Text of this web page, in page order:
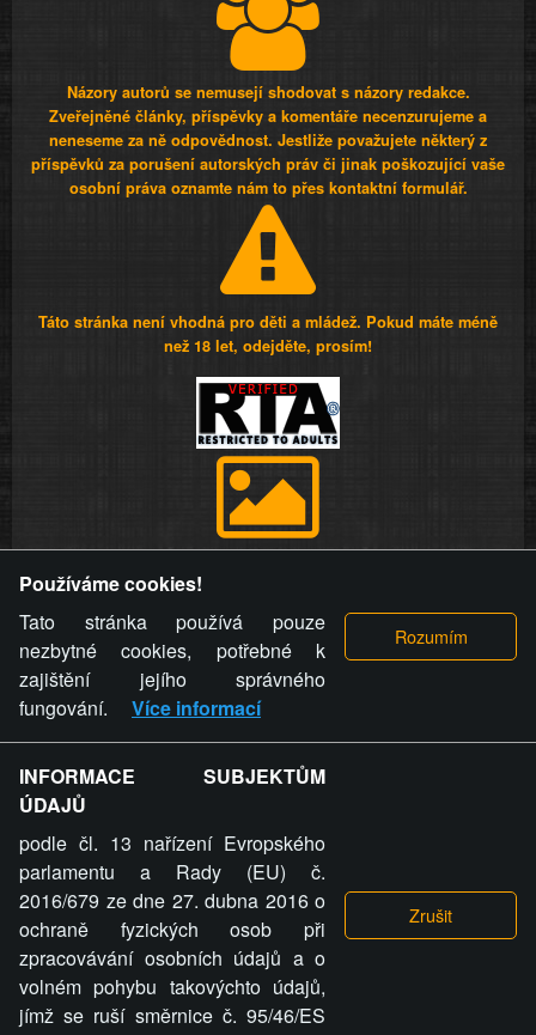
Názory autorů se nemusejí shodovat s názory redakce.
Zveřejněné články, příspěvky a komentáře necenzurujeme a
neneseme za ně odpovědnost. Jestliže považujete některý z
příspěvků za porušení autorských práv či jinak poškozující vaše
osobní práva oznamte nám to přes kontaktní formulář.
Táto stránka není vhodná pro děti a mládež. Pokud máte méně
než 18 let, odejděte, prosím!
videa a komentáře. Osoba, které se toto opatření provozovatele
stránky týče, ani osoba, která umístila fotografii nebo video na
stránku, nemůže z důvodu odstranění fotografie, videa nebo
komentáře pro výše uvedenou okolnost uplatnit vůči
provozovateli stránky žádný nárok na náhradu škody nebo
nemajetkové újmy.
ZVRÁCENÝ.CZ - Svět není zvrácenej. To jen
ty lidi...
ZVRÁCENÝ.CZ
PRAVIDLA A PODMÍNKY GDPR
Používáme cookies!
Tato stránka používá pouze
nezbytné cookies, potřebné k
zajištění jejího správného
fungování.
Více informací
INFORMACE SUBJEKTŮM
ÚDAJŮ
podle čl. 13 nařízení Evropského
parlamentu a Rady (EU) č.
2016/679 ze dne 27. dubna 2016 o
ochraně fyzických osob při
zpracovávání osobních údajů a o
volném pohybu takovýchto údajů,
jímž se ruší směrnice č. 95/46/ES